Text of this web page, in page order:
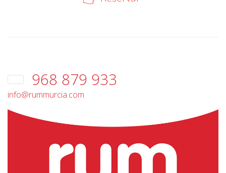
968 879 933
info@rummurcia.com